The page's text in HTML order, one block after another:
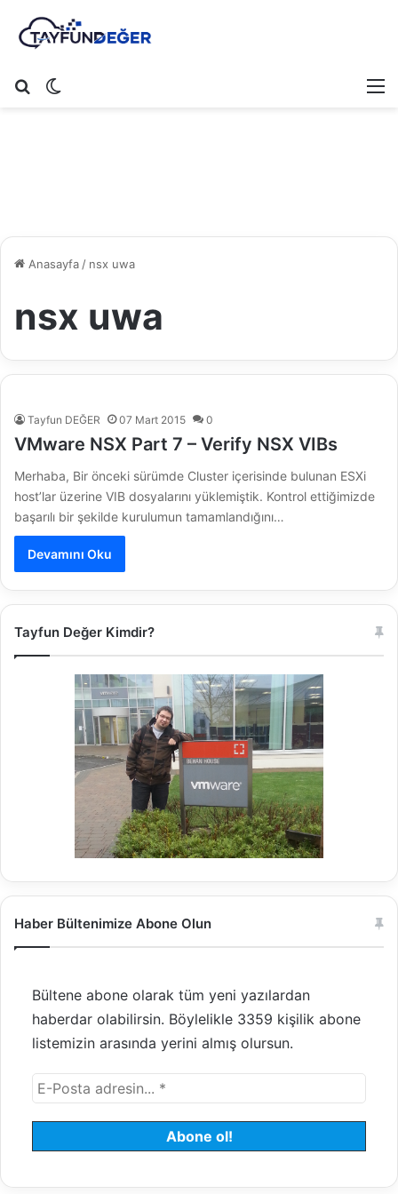
Arama yap ...
Anasayfa/ nsx uwa
nsx uwa
Tayfun DEĞER 07 Mart 2015 0
VMware NSX Part 7 – Verify NSX VIBs
Merhaba, Bir önceki sürümde Cluster içerisinde bulunan ESXi
host’lar üzerine VIB dosyalarını yüklemiştik. Kontrol ettiğimizde
başarılı bir şekilde kurulumun tamamlandığını…
Devamını Oku
Tayfun Değer Kimdir?
Haber Bültenimize Abone Olun
Bültene abone olarak tüm yeni yazılardan
haberdar olabilirsin. Böylelikle 3359 kişilik abone
listemizin arasında yerini almış olursun.